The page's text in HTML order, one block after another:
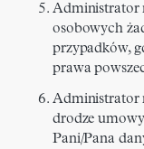
Administrator
osobowych
przypadków,
prawa
Administrator
drodze
Pani/Pana